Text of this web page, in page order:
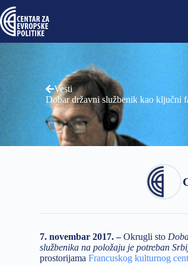
Vesti
Dobar državni službenik kao ključni
7. novembar 2017. –Okrugli sto
službenika na položaju je potreban
prostorijamaFrancuskog kulturnog